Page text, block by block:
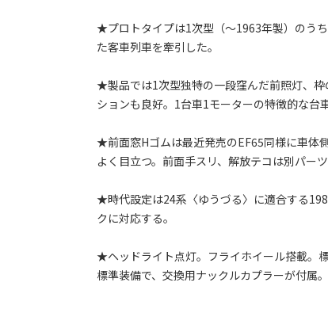
★プロトタイプは1次型（～1963年製）のう
た客車列車を牽引した。
★製品では1次型独特の一段窪んだ前照灯、
ションも良好。1台車1モーターの特徴的な台
★前面窓Hゴムは最近発売のEF65同様に車体
よく目立つ。前面手スリ、解放テコは別パーツ
★時代設定は24系〈ゆうづる〉に適合する
クに対応する。
★ヘッドライト点灯。フライホイール搭載。
標準装備で、交換用ナックルカプラーが付属。